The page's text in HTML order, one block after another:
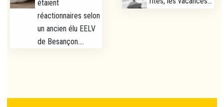
étaient
réactionnaires selon
un ancien élu EELV
de Besançon....